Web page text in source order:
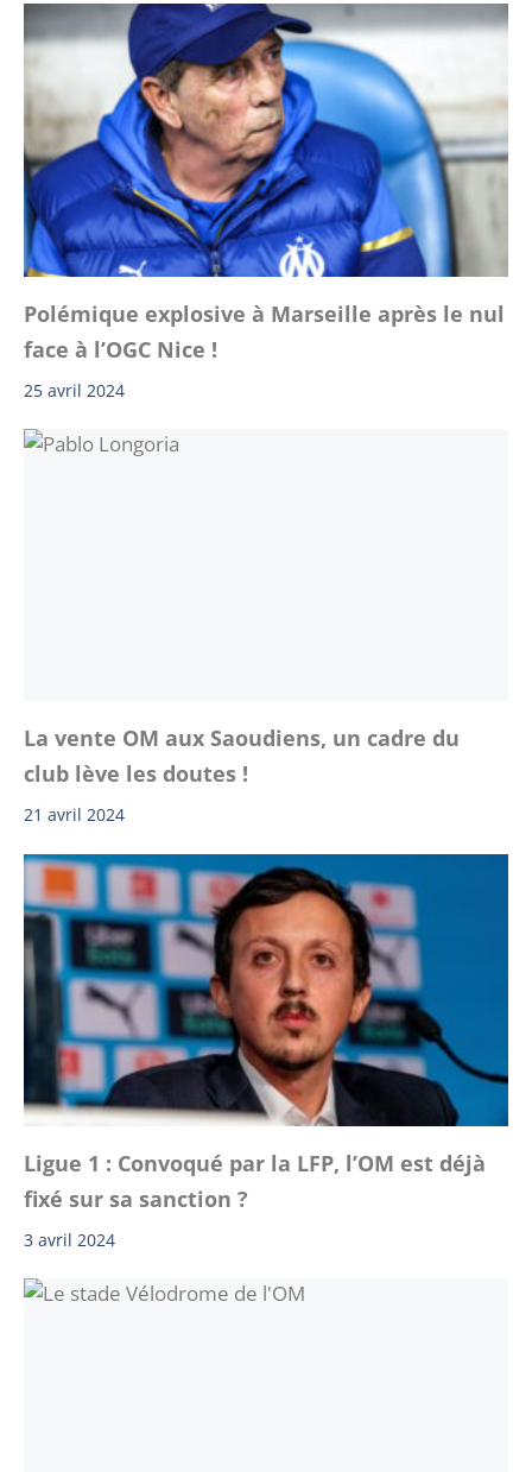
Polémique explosive à Marseille après le nul
face à l’OGC Nice !
25 avril 2024
La vente OM aux Saoudiens, un cadre du
club lève les doutes !
21 avril 2024
Ligue 1 : Convoqué par la LFP, l’OM est déjà
fixé sur sa sanction ?
3 avril 2024